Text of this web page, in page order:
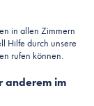
in allen Zimmern
Hilfe durch unsere
rufen können.
anderem im